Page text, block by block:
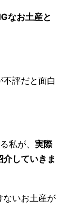
なお土産と
評だと面白
私が、 実際
していきま
ないお土産が